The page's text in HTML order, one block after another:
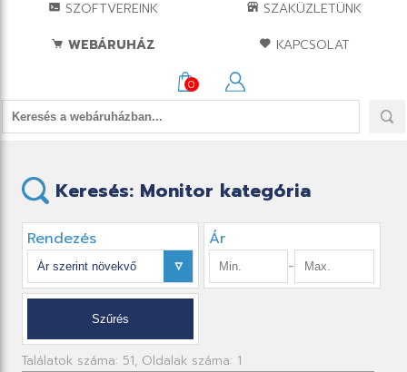
SZOFTVEREINK
SZAKÜZLETÜNK
WEBÁRUHÁZ
KAPCSOLAT
0
Keresés: Monitor kategória
Rendezés
Ár
-
Találatok száma: 51, Oldalak száma: 1